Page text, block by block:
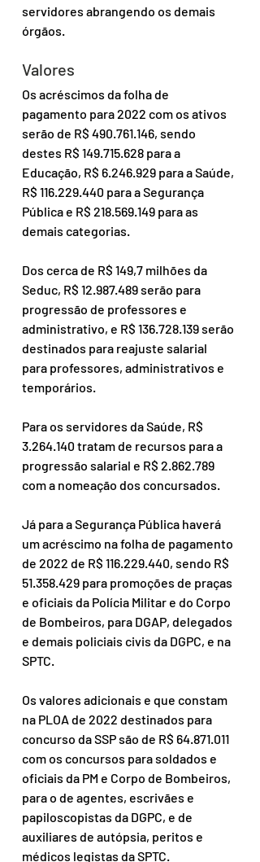
servidores abrangendo os demais
órgãos.
Valores
Os acréscimos da folha de
pagamento para 2022 com os ativos
serão de R$ 490.761.146, sendo
destes R$ 149.715.628 para a
Educação, R$ 6.246.929 para a Saúde,
R$ 116.229.440 para a Segurança
Pública e R$ 218.569.149 para as
demais categorias.
Dos cerca de R$ 149,7 milhões da
Seduc, R$ 12.987.489 serão para
progressão de professores e
administrativo, e R$ 136.728.139 serão
destinados para reajuste salarial
para professores, administrativos e
temporários.
Para os servidores da Saúde, R$
3.264.140 tratam de recursos para a
progressão salarial e R$ 2.862.789
com a nomeação dos concursados.
Já para a Segurança Pública haverá
um acréscimo na folha de pagamento
de 2022 de R$ 116.229.440, sendo R$
51.358.429 para promoções de praças
e oficiais da Polícia Militar e do Corpo
de Bombeiros, para DGAP, delegados
e demais policiais civis da DGPC, e na
SPTC.
Os valores adicionais e que constam
na PLOA de 2022 destinados para
concurso da SSP são de R$ 64.871.011
com os concursos para soldados e
oficiais da PM e Corpo de Bombeiros,
para o de agentes, escrivães e
papiloscopistas da DGPC, e de
auxiliares de autópsia, peritos e
médicos legistas da SPTC.